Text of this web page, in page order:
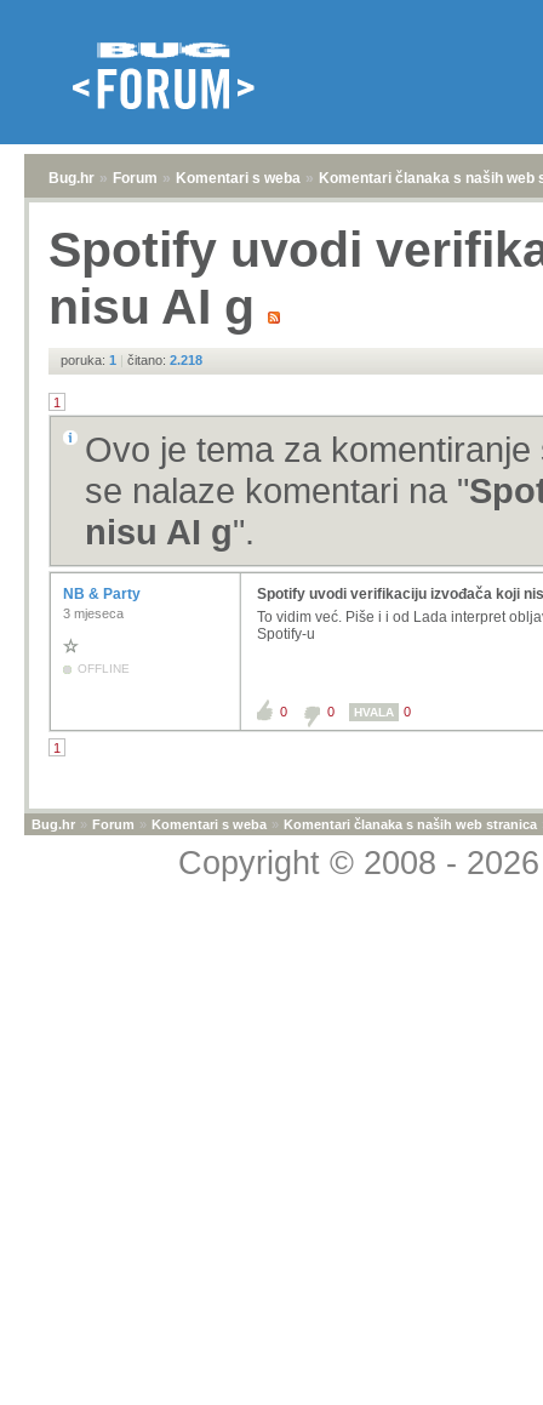
Bug.hr » Forum » Komentari s weba » Komentari članaka s naših web
Spotify uvodi
nisu AI g
poruka: 1 | čitano: 2.218
1
Ovo je tema za
se nalaze komentari na "
nisu AI g".
NB & Party
3 mjeseca
OFFLINE
Spotify uvodi verifikaciju izvođača koji
To vidim već. Piše i i od Lada interpret
Spotify-u
0 0 HVALA 0
1
Bug.hr » Forum » Komentari s weba » Komentari članaka s naših web stranica
Copyright © 2008 -